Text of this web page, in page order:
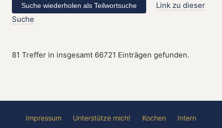
Link zu dieser
Suche
81 Treffer in insgesamt 66721 Einträgen gefunden.
Impressum Unterstütze mich! Kochen Intern